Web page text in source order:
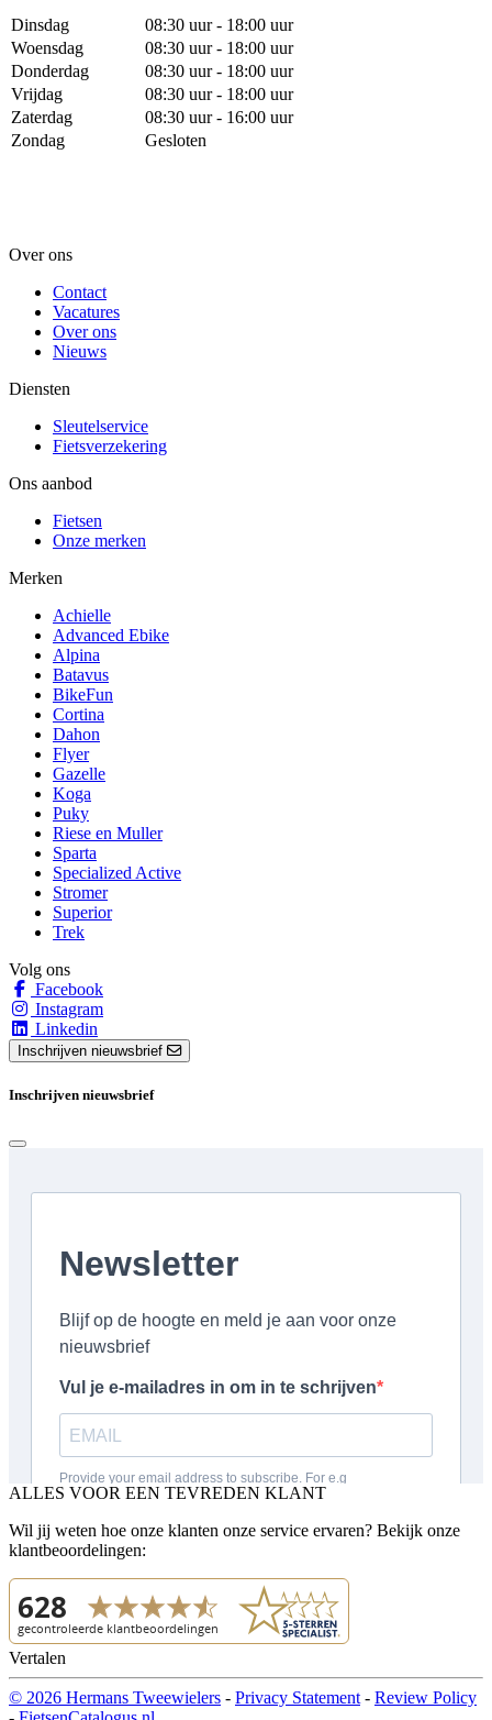
Dinsdag
08:30 uur - 18:00 uur
Woensdag
08:30 uur - 18:00 uur
Donderdag
08:30 uur - 18:00 uur
Vrijdag
08:30 uur - 18:00 uur
Zaterdag
08:30 uur - 16:00 uur
Zondag
Gesloten
Over ons
Contact
Vacatures
Over ons
Nieuws
Diensten
Sleutelservice
Fietsverzekering
Ons aanbod
Fietsen
Onze merken
Merken
Achielle
Advanced Ebike
Alpina
Batavus
BikeFun
Cortina
Dahon
Flyer
Gazelle
Koga
Puky
Riese en Muller
Sparta
Specialized Active
Stromer
Superior
Trek
Volg ons
Facebook
Instagram
Linkedin
Inschrijven nieuwsbrief
Inschrijven nieuwsbrief
ALLES VOOR EEN TEVREDEN KLANT
Wil jij weten hoe onze klanten onze service ervaren? Bekijk onze
klantbeoordelingen:
Vertalen
© 2026 Hermans Tweewielers - Privacy Statement - Review Policy